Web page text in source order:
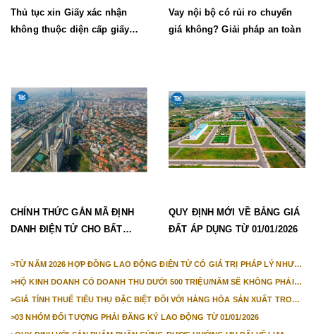
Thủ tục xin Giấy xác nhận
không thuộc diện cấp giấy
Vay nội bộ có rủi ro chuyển
giá không? Giải pháp an toàn
CHÍNH THỨC GẮN MÃ ĐỊNH
DANH ĐIỆN TỬ CHO BẤT
QUY ĐỊNH MỚI VỀ BẢNG GIÁ
ĐẤT ÁP DỤNG TỪ 01/01/2026
>TỪ NĂM 2026 HỢP ĐỒNG LAO ĐỘNG ĐIỆN TỬ CÓ GIÁ TRỊ PHÁP LÝ NHƯ
>HỘ KINH DOANH CÓ DOANH THU DƯỚI 500 TRIỆU/NĂM SẼ KHÔNG PHẢI
>GIÁ TÍNH THUẾ TIÊU THỤ ĐẶC BIỆT ĐỐI VỚI HÀNG HÓA SẢN XUẤT TRONG
>03 NHÓM ĐỐI TƯỢNG PHẢI ĐĂNG KÝ LAO ĐỘNG TỪ 01/01/2026